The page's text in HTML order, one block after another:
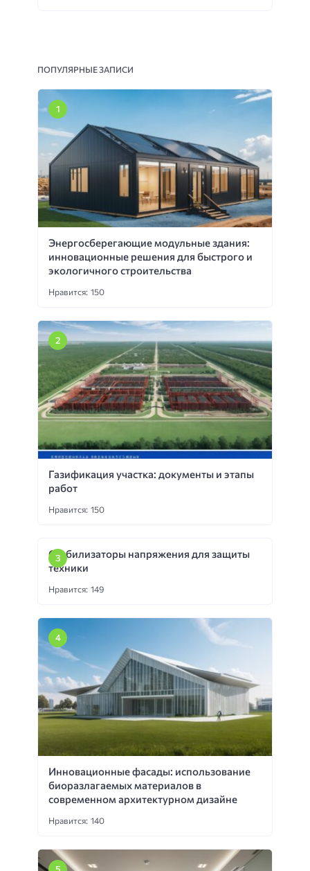
ПОПУЛЯРНЫЕ ЗАПИСИ
Энергосберегающие модульные здания:
инновационные решения для быстрого и
экологичного строительства
Нравится: 150
Газификация участка: документы и этапы
работ
Нравится: 150
Стабилизаторы напряжения для защиты
техники
Нравится: 149
Инновационные фасады: использование
биоразлагаемых материалов в
современном архитектурном дизайне
Нравится: 140